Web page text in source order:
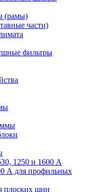
(рамы)
части)
фильтры
1250 и 1600 А
А для профильных
плоских шин